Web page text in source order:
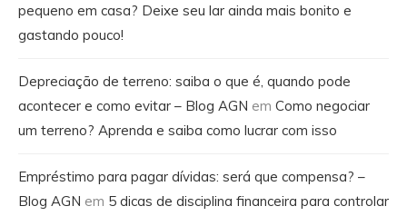
pequeno em casa? Deixe seu lar ainda mais bonito e
gastando pouco!
Depreciação de terreno: saiba o que é, quando pode
acontecer e como evitar – Blog AGN em Como negociar
um terreno? Aprenda e saiba como lucrar com isso
Empréstimo para pagar dívidas: será que compensa? –
Blog AGN em 5 dicas de disciplina financeira para controlar